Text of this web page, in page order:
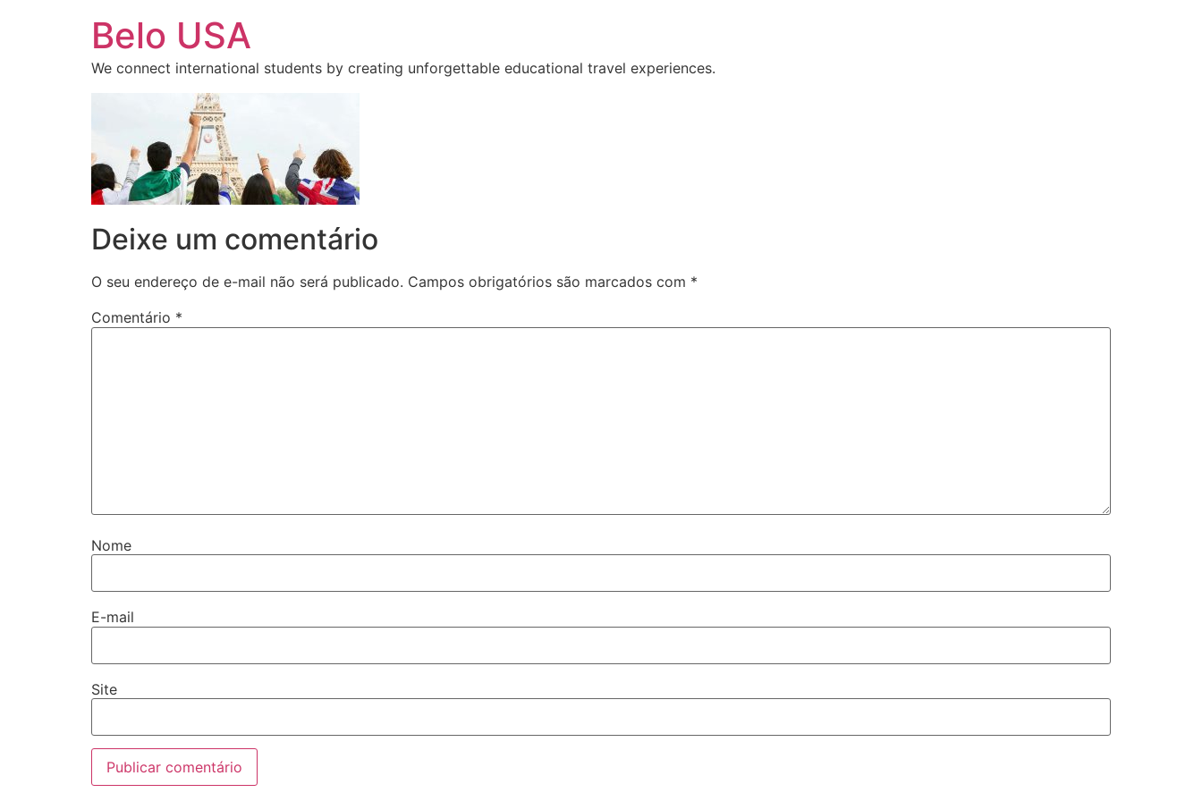
Belo USA
We connect international students by creating unforgettable educational travel experiences.
Deixe um comentário
O seu endereço de e-mail não será publicado. Campos obrigatórios são marcados com *
Comentário *
Nome
E-mail
Site